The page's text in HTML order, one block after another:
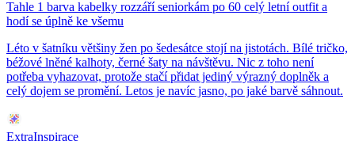
Tahle 1 barva kabelky rozzáří seniorkám po 60 celý letní outfit a
hodí se úplně ke všemu
Léto v šatníku většiny žen po šedesátce stojí na jistotách. Bílé tričko,
béžové lněné kalhoty, černé šaty na návštěvu. Nic z toho není
potřeba vyhazovat, protože stačí přidat jediný výrazný doplněk a
celý dojem se promění. Letos je navíc jasno, po jaké barvě sáhnout.
ExtraInspirace